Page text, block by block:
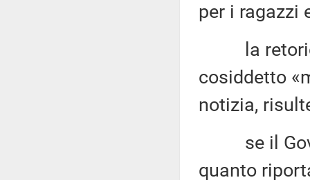
per i ragazzi
la retorica
cosiddetto
notizia,
se il
quanto